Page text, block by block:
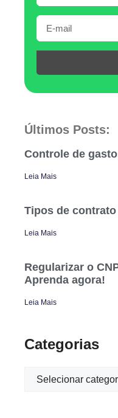
Últimos Posts:
Controle de
Leia Mais
Tipos de
Leia Mais
Regularizar o
Aprenda agora!
Leia Mais
Categorias